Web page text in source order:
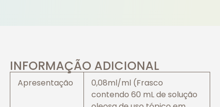
INFORMAÇÃO ADICIONAL
Apresentação
0,08ml/ml (Frasco
contendo 60 mL de solução